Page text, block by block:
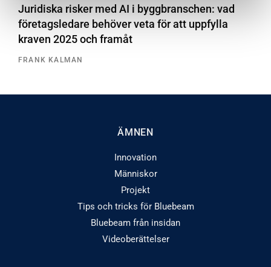
Juridiska risker med AI i byggbranschen: vad
företagsledare behöver veta för att uppfylla
kraven 2025 och framåt
FRANK KALMAN
ÄMNEN
Innovation
Människor
Projekt
Tips och tricks för Bluebeam
Bluebeam från insidan
Videoberättelser